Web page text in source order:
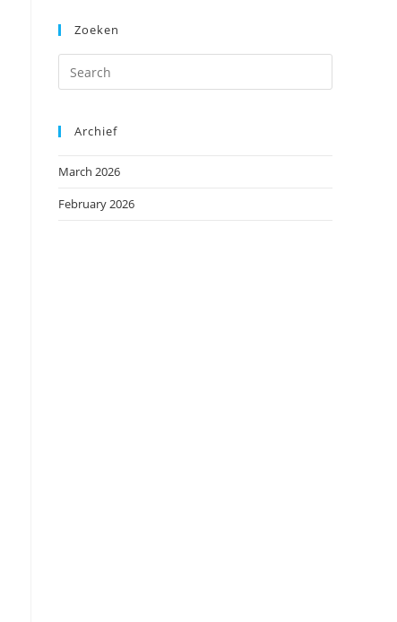
Zoeken
Archief
March 2026
February 2026